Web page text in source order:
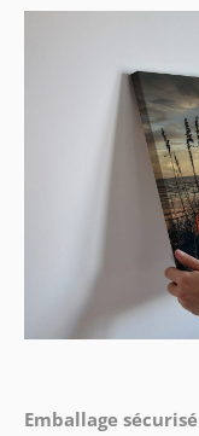
Emballage sécurisé